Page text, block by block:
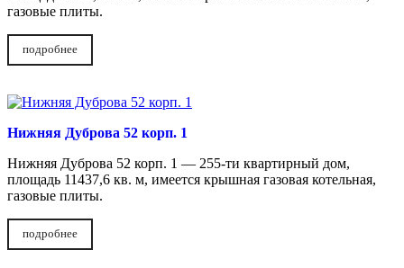
газовые плиты.
подробнее
Нижняя Дуброва 52 корп. 1
Нижняя Дуброва 52 корп. 1 — 255-ти квартирный дом,
площадь 11437,6 кв. м, имеется крышная газовая котельная,
газовые плиты.
подробнее